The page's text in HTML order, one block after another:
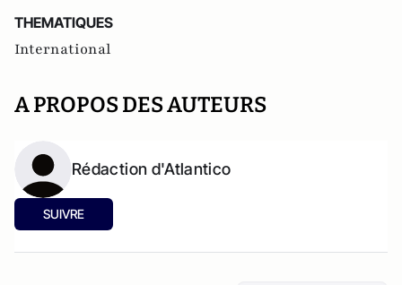
THEMATIQUES
International
A PROPOS DES AUTEURS
Rédaction d'Atlantico
SUIVRE